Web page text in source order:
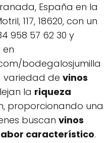
España en la
117, 18620, con un
958 57 62 30 y
en
bodegalosjumilla
variedad de vinos
la riqueza
proporcionando una
buscan vinos
característico.